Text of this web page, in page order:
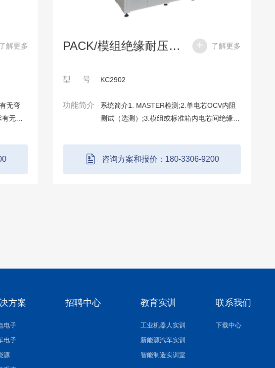
解更多
无弯
无浮
生成文
施,避
PACK/模组绝缘耐压测试系统 了解更多
型 号 KC2902
功能简介
系统简介1. MASTER检测;2.单电芯OCV内阻
测试（选测）;3.模组或标准箱内电芯间绝缘测
测试;5.模组或标准箱内所有电芯正极对机壳耐
压测试;6.线束通断与粘连检测MASTER检测
咨询方案和报价：180-3306-9200
方案
电子
电子
源
招聘中心 教育实训
工业机器人实训
新能源汽车实训
智能制造实训室
联系我们
下载中心